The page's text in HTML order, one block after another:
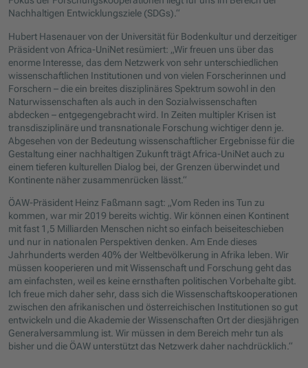
Nachhaltigen Entwicklungsziele (SDGs).“
Hubert Hasenauer von der Universität für Bodenkultur und derzeitiger
Präsident von Africa-UniNet resümiert: „Wir freuen uns über das
enorme Interesse, das dem Netzwerk von sehr unterschiedlichen
wissenschaftlichen Institutionen und von vielen Forscherinnen und
Forschern – die ein breites disziplinäres Spektrum sowohl in den
Naturwissenschaften als auch in den Sozialwissenschaften
abdecken – entgegengebracht wird. In Zeiten multipler Krisen ist
transdisziplinäre und transnationale Forschung wichtiger denn je.
Abgesehen von der Bedeutung wissenschaftlicher Ergebnisse für die
Gestaltung einer nachhaltigen Zukunft trägt Africa-UniNet auch zu
einem tieferen kulturellen Dialog bei, der Grenzen überwindet und
Kontinente näher zusammenrücken lässt.“
ÖAW-Präsident Heinz Faßmann sagt: „Vom Reden ins Tun zu
kommen, war mir 2019 bereits wichtig. Wir können einen Kontinent
mit fast 1,5 Milliarden Menschen nicht so einfach beiseiteschieben
und nur in nationalen Perspektiven denken. Am Ende dieses
Jahrhunderts werden 40% der Weltbevölkerung in Afrika leben. Wir
müssen kooperieren und mit Wissenschaft und Forschung geht das
am einfachsten, weil es keine ernsthaften politischen Vorbehalte gibt.
Ich freue mich daher sehr, dass sich die Wissenschaftskooperationen
zwischen den afrikanischen und österreichischen Institutionen so gut
entwickeln und die Akademie der Wissenschaften Ort der diesjährigen
Generalversammlung ist. Wir müssen in dem Bereich mehr tun als
bisher und die ÖAW unterstützt das Netzwerk daher nachdrücklich.“